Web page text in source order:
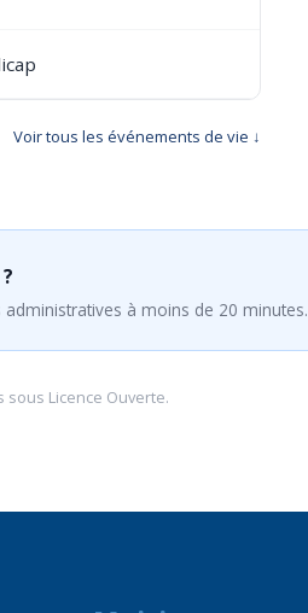
Voir tous les événements de vie ↓
à moins de 20 minutes.
sous Licence Ouverte.